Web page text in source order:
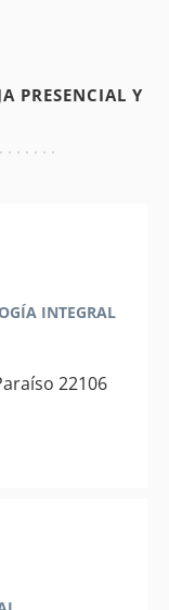
PRESENCIAL Y
INTEGRAL
22106